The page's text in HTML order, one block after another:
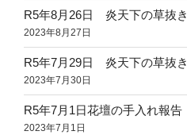
R5年8月26日 炎天下の草抜き
2023年8月27日
R5年7月29日 炎天下の草抜き
2023年7月30日
R5年7月1日花壇の手入れ報告
2023年7月1日